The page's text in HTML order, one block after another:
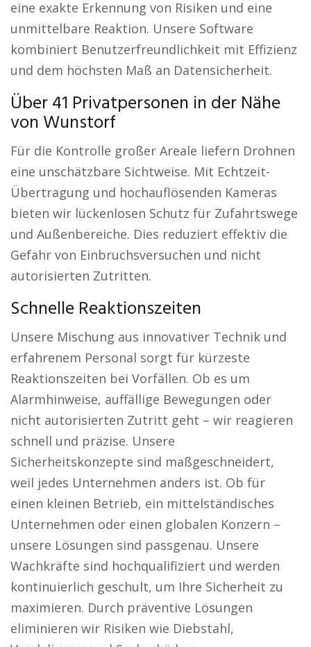
eine exakte Erkennung von Risiken und eine
unmittelbare Reaktion. Unsere Software
kombiniert Benutzerfreundlichkeit mit Effizienz
und dem höchsten Maß an Datensicherheit.
Über 41 Privatpersonen in der Nähe
von Wunstorf
Für die Kontrolle großer Areale liefern Drohnen
eine unschätzbare Sichtweise. Mit Echtzeit-
Übertragung und hochauflösenden Kameras
bieten wir lückenlosen Schutz für Zufahrtswege
und Außenbereiche. Dies reduziert effektiv die
Gefahr von Einbruchsversuchen und nicht
autorisierten Zutritten.
Schnelle Reaktionszeiten
Unsere Mischung aus innovativer Technik und
erfahrenem Personal sorgt für kürzeste
Reaktionszeiten bei Vorfällen. Ob es um
Alarmhinweise, auffällige Bewegungen oder
nicht autorisierten Zutritt geht – wir reagieren
schnell und präzise. Unsere
Sicherheitskonzepte sind maßgeschneidert,
weil jedes Unternehmen anders ist. Ob für
einen kleinen Betrieb, ein mittelständisches
Unternehmen oder einen globalen Konzern –
unsere Lösungen sind passgenau. Unsere
Wachkräfte sind hochqualifiziert und werden
kontinuierlich geschult, um Ihre Sicherheit zu
maximieren. Durch präventive Lösungen
eliminieren wir Risiken wie Diebstahl,